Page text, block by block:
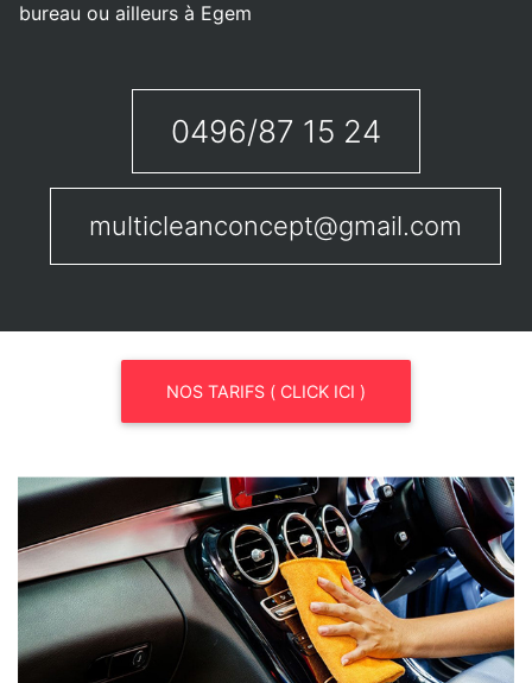
bureau ou ailleurs à Egem
0496/87 15 24
multicleanconcept@gmail.com
NOS TARIFS ( CLICK ICI )